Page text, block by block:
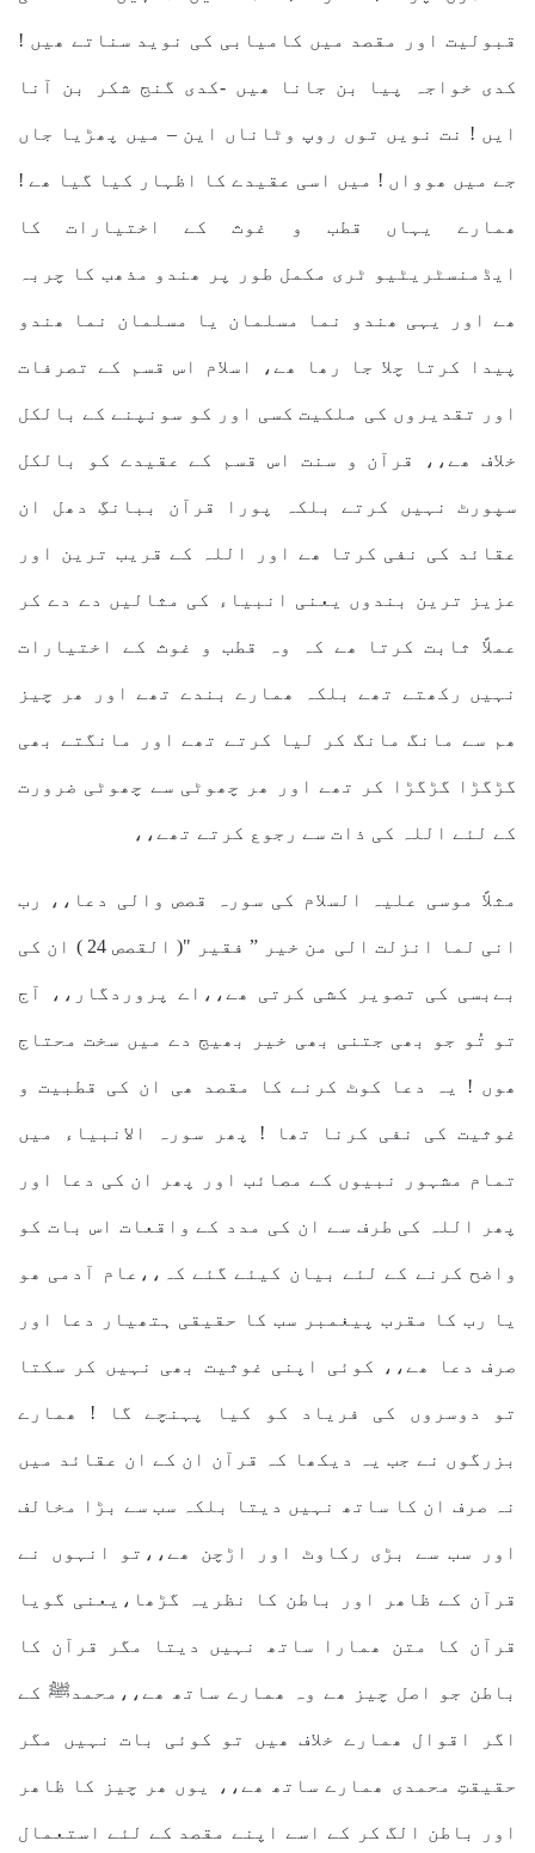
قبولیت اور مقصد میں کامیابی کی نوید سناتے ھیں !
کدی خواجہ پیا بن جانا ھیں -کدی گنج شکر بن آنا
ایں ! نت نویں توں روپ وٹاناں این – میں پھڑیا جاں
جے میں ھوواں ! میں اسی عقیدے کا اظہار کیا گیا ھے !
ھمارے یہاں قطب و غوث کے اختیارات کا
ایڈمنسٹریٹیو ٹری مکمل طور پر ھندو مذھب کا چربہ
ھے اور یہی ھندو نما مسلمان یا مسلمان نما ھندو
پیدا کرتا چلا جا رھا ھے، اسلام اس قسم کے تصرفات
اور تقدیروں کی ملکیت کسی اور کو سونپنے کے بالکل
خلاف ھے،، قرآن و سنت اس قسم کے عقیدے کو بالکل
سپورٹ نہیں کرتے بلکہ پورا قرآن ببانگِ دھل ان
عقائد کی نفی کرتا ھے اور اللہ کے قریب ترین اور
عزیز ترین بندوں یعنی انبیاء کی مثالیں دے دے کر
عملاً ثابت کرتا ھے کہ وہ قطب و غوث کے اختیارات
نہیں رکھتے تھے بلکہ ھمارے بندے تھے اور ھر چیز
ھم سے مانگ مانگ کر لیا کرتے تھے اور مانگتے بھی
گڑگڑا گڑگڑا کر تھے اور ھر چھوٹی سے چھوٹی ضرورت
کے لئے اللہ کی ذات سے رجوع کرتے تھے،،
مثلاً موسی علیہ السلام کی سورہ قصص والی دعا،، رب
انی لما انزلت الی من خیر ” فقیر "( القصص 24 ) ان کی
بےبسی کی تصویر کشی کرتی ھے،،اے پروردگار،، آج
تو تُو جو بھی جتنی بھی خیر بھیج دے میں سخت محتاج
ھوں ! یہ دعا کوٹ کرنے کا مقصد ھی ان کی قطبیت و
غوثیت کی نفی کرنا تھا ! پھر سورہ الانبیاء میں
تمام مشہور نبیوں کے مصائب اور پھر ان کی دعا اور
پھر اللہ کی طرف سے ان کی مدد کے واقعات اس بات کو
واضح کرنے کے لئے بیان کیئے گئے کہ،،عام آدمی ھو
یا رب کا مقرب پیغمبر سب کا حقیقی ہتھیار دعا اور
صرف دعا ھے،، کوئی اپنی غوثیت بھی نہیں کر سکتا
تو دوسروں کی فریاد کو کیا پہنچے گا ! ھمارے
بزرگوں نے جب یہ دیکھا کہ قرآن ان کے ان عقائد میں
نہ صرف ان کا ساتھ نہیں دیتا بلکہ سب سے بڑا مخالف
اور سب سے بڑی رکاوٹ اور اڑچن ھے،،تو انہوں نے
قرآن کے ظاھر اور باطن کا نظریہ گڑھا،یعنی گویا
قرآن کا متن ھمارا ساتھ نہیں دیتا مگر قرآن کا
باطن جو اصل چیز ھے وہ ھمارے ساتھ ھے،،محمدﷺ کے
اگر اقوال ھمارے خلاف ھیں تو کوئی بات نہیں مگر
حقیقتِ محمدی ھمارے ساتھ ھے،، یوں ھر چیز کا ظاھر
اور باطن الگ کر کے اسے اپنے مقصد کے لئے استعمال